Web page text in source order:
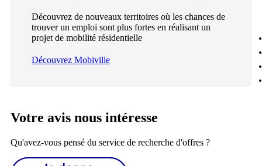
Découvrez de nouveaux territoires où les chances de
trouver un emploi sont plus fortes en réalisant un
projet de mobilité résidentielle
Découvrez Mobiville
Votre avis nous intéresse
Qu'avez-vous pensé du service de recherche d'offres ?